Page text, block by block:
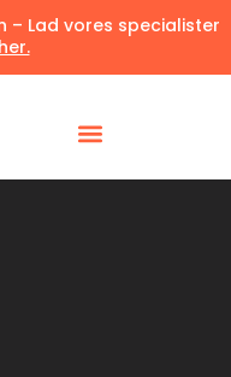
– Lad vores specialister